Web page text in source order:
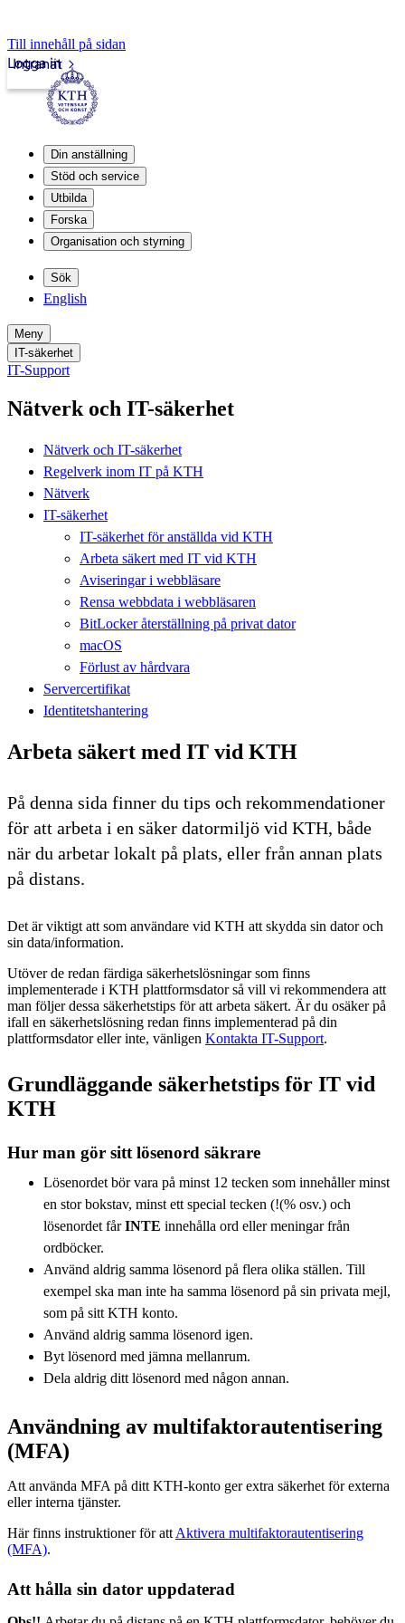
Till innehåll på sidan
Intranät
Logga in
Din anställning
Stöd och service
Utbilda
Forska
Organisation och styrning
Sök
English
Meny
IT-säkerhet
IT-Support
Nätverk och IT-säkerhet
Nätverk och IT-säkerhet
Regelverk inom IT på KTH
Nätverk
IT-säkerhet
IT-säkerhet för anställda vid KTH
Arbeta säkert med IT vid KTH
Aviseringar i webbläsare
Rensa webbdata i webbläsaren
BitLocker återställning på privat dator
macOS
Förlust av hårdvara
Servercertifikat
Identitetshantering
Arbeta säkert med IT vid KTH
På denna sida finner du tips och rekommendationer
för att arbeta i en säker datormiljö vid KTH, både
när du arbetar lokalt på plats, eller från annan plats
på distans.
Det är viktigt att som användare vid KTH att skydda sin dator och
sin data/information.
Utöver de redan färdiga säkerhetslösningar som finns
implementerade i KTH plattformsdator så vill vi rekommendera att
man följer dessa säkerhetstips för att arbeta säkert. Är du osäker på
ifall en säkerhetslösning redan finns implementerad på din
plattformsdator eller inte, vänligen Kontakta IT-Support.
Grundläggande säkerhetstips för IT vid
KTH
Hur man gör sitt lösenord säkrare
Lösenordet bör vara på minst 12 tecken som innehåller minst
en stor bokstav, minst ett special tecken (!(% osv.) och
lösenordet fårINTE innehålla ord eller meningar från
ordböcker.
Använd aldrig samma lösenord på flera olika ställen. Till
exempel ska man inte ha samma lösenord på sin privata mejl,
som på sitt KTH konto.
Använd aldrig samma lösenord igen.
Byt lösenord med jämna mellanrum.
Dela aldrig ditt lösenord med någon annan.
Användning av multifaktorautentisering
(MFA)
Att använda MFA på ditt KTH-konto ger extra säkerhet för externa
eller interna tjänster.
Här finns instruktioner för att Aktivera multifaktorautentisering
(MFA).
Att hålla sin dator uppdaterad